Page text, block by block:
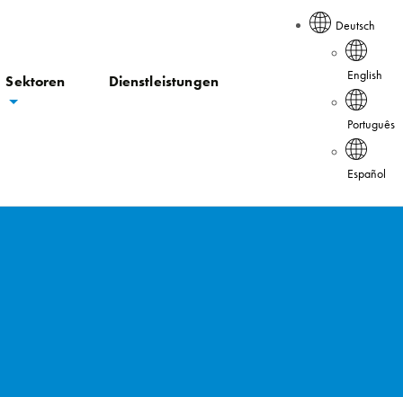
Sektoren Dienstleistungen
Deutsch
English
Português
Español